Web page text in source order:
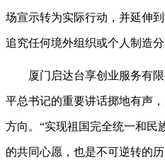
场宣示转为实际行动，并延伸
追究任何境外组织或个人制造分
厦门启达台享创业服务有限
平总书记的重要讲话掷地有声
方向。“实现祖国完全统一和民
的共同心愿，也是不可逆转的